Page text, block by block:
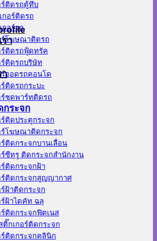
า
า
ร์ติดรถตู้ทึบ
กอร์ติดรถ
กอร์รถ
ร์โฆษณาติดรถ
ร์ติดรถฟู้ดทรัค
ร์ติดรถบริษัท
ร์จอดรถคอนโด
ติดรถกระบะ
ร์ชุดพาร์ทติดรถ
กระจก
ร์ติดประตูกระจก
ร์โฆษณาติดกระจก
ร์ติดกระจกบานเลื่อน
ร์ซีทรู ติดกระจกสำนักงาน
ติดกระจกฝ้า
ร์ติดกระจกสูญญากาศ
ฝ้าติดกระจก
ร์ฝ้าไดคัท ฉลุ
ร์ติดกระจกฟิตเนส
ติ๊กเกอร์ติดกระจก
ร์ติดกระจกคลินิก